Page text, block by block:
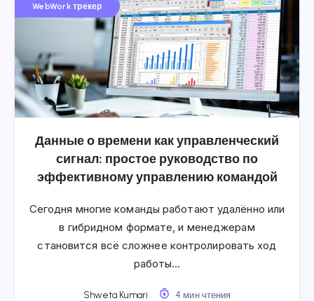
WebWork трекер
Данные о времени как управленческий
сигнал: простое руководство по
эффективному управлению командой
Сегодня многие команды работают удалённо или
в гибридном формате, и менеджерам
становится всё сложнее контролировать ход
работы…
Shweta Kumari 4 мин чтения